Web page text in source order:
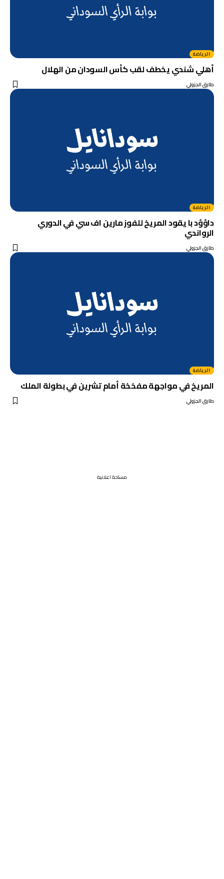
الرياضة
أهلي شندي يخطف لقب كأس السودان من الهلال
طارق الجزولي
الرياضة
داؤؤد با يقود المريخ للفوز مارين اف سي في الدوري
الرواندي
طارق الجزولي
الرياضة
المريخ في مواجهة مفخخة أمام تشرين في بطولة الملك
طارق الجزولي
مساحة اعلانية